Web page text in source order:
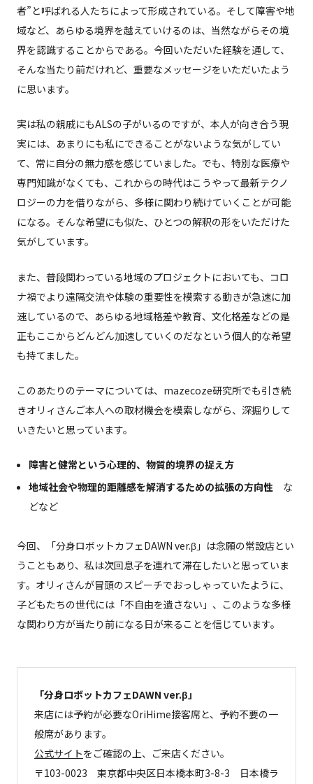
者”と呼ばれる人たちによって形成されている。そして障害や地
域など、あらゆる境界を越えていけるのは、当然ながらその境
界を認識することからである。今回いただいた経験を通して、
そんな当たり前だけれど、重要なメッセージをいただいたよう
に思います。
実は私の親戚にもALSの子がいるのですが、本人が向き合う現
実には、あまりにも私にできることがないような気がしてい
て、常に自分の無力感を感じていました。でも、特別な医療や
専門知識がなくても、これからの時代はこうやって最新テクノ
ロジーの力を借りながら、多様に関わり続けていくことが可能
になる。そんな希望にも似た、ひとつの解釈の形をいただけた
気がしています。
また、普段関わっている地域のプロジェクトにおいても、コロ
ナ禍でより遠隔交流や体験の重要性を模索する動きが急速に加
速しているので、あらゆる地域格差や教育、文化格差などの是
正もここからどんどん加速していくのだなという個人的な希望
も持てました。
このあたりのテーマについては、mazecoze研究所でも引き続
きオリィさんご本人への取材機会を模索しながら、深掘りして
いきたいと思っています。
障害と健常という心理的、物質的境界の捉え方
地域社会や物理的距離感を解消するための拡張の方向性な
どなど
今回、「分身ロボットカフェDAWN ver.β」は念願の常設店とい
うこともあり、私は次回息子を連れて滞在したいと思っていま
す。オリィさんが冒頭のスピーチでおっしゃっていたように、
子どもたちの世代には「不自由を遺さない」、このような多様
な関わり方が当たり前になる日が来ることを信じています。
「分身ロボットカフェDAWN ver.β」
来店には予約が必要なOriHime接客席と、予約不要の一
般席があります。
公式サイトをご確認の上、ご来店ください。
〒103-0023 東京都中央区日本橋本町3-8­-3 日本橋ラ